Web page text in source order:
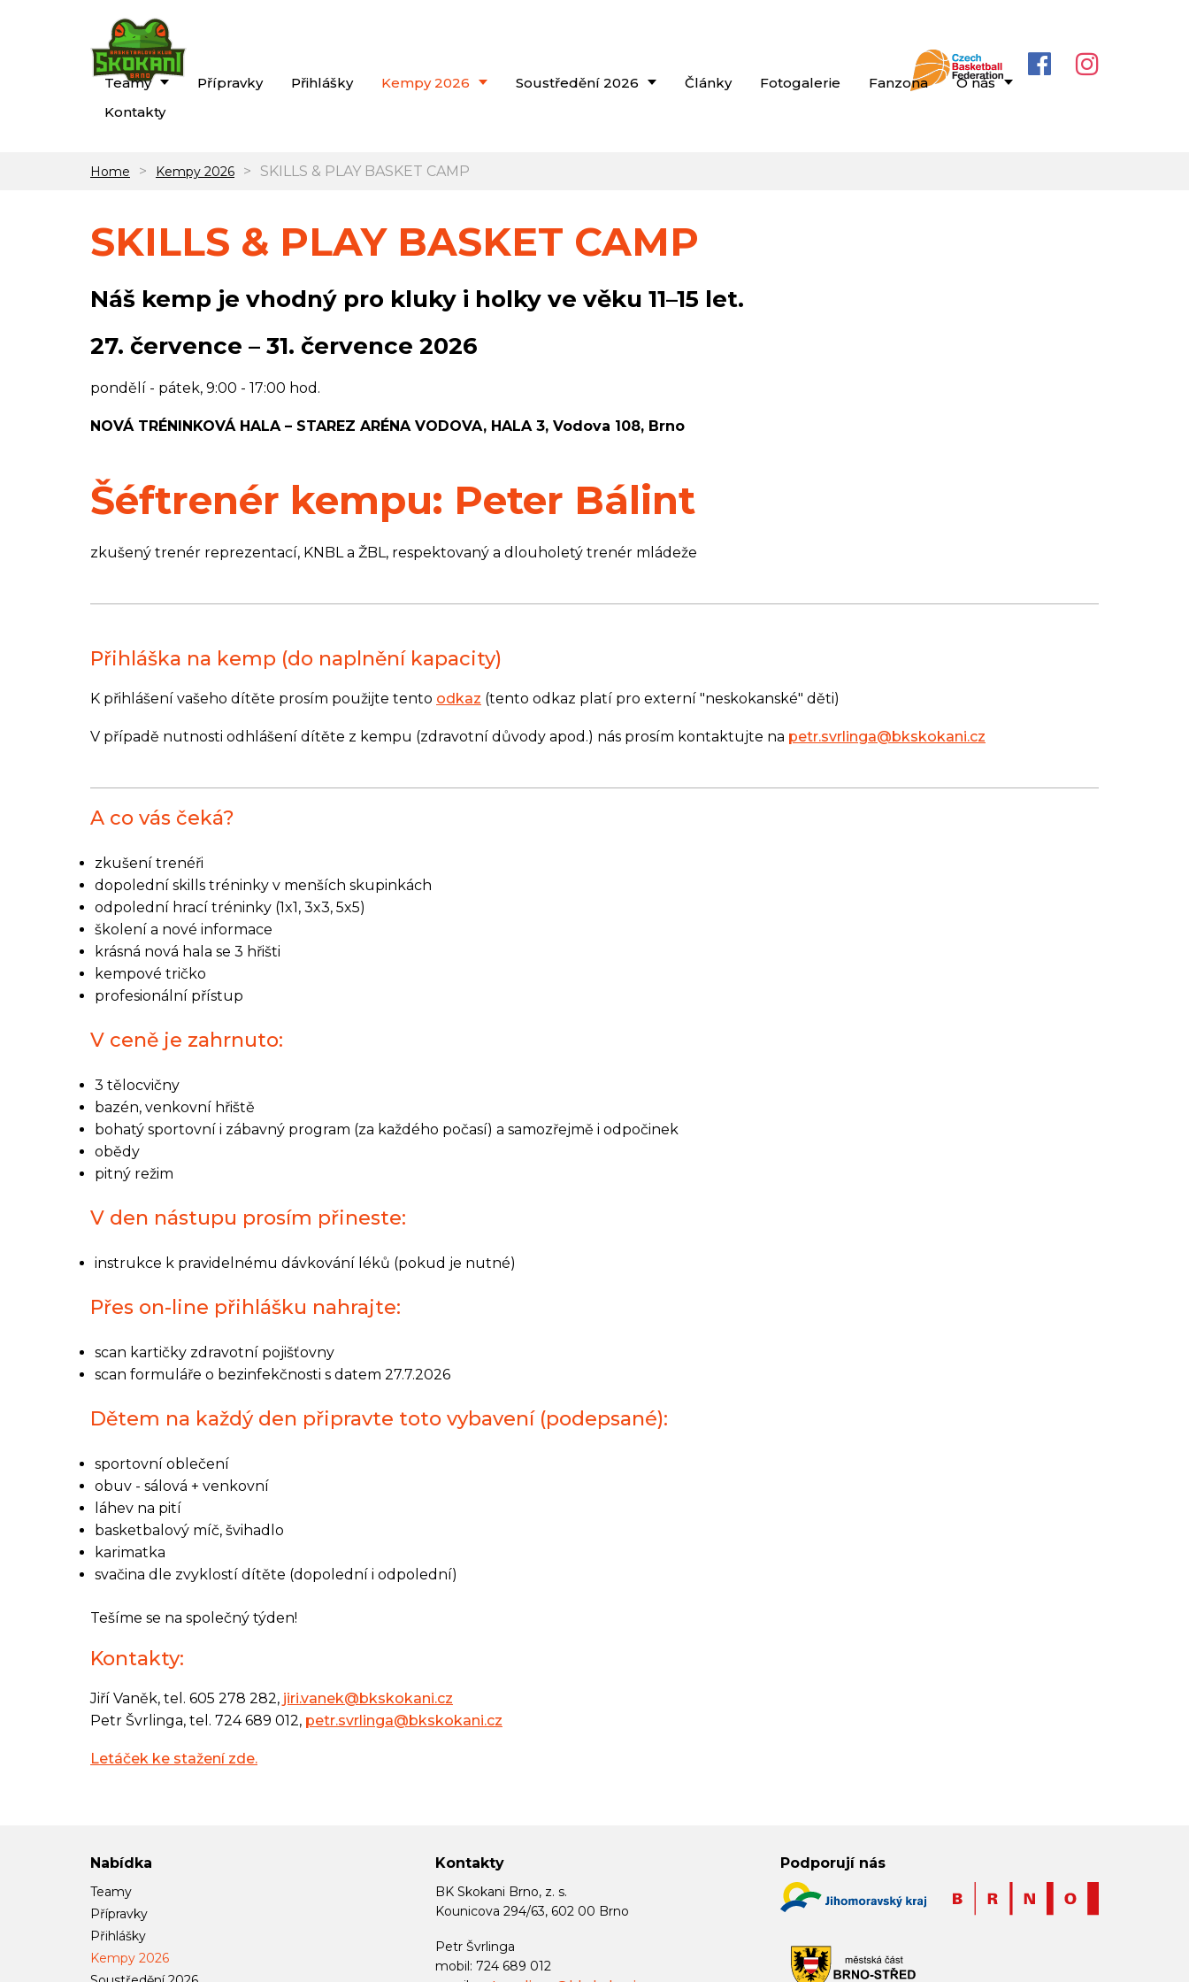
Teamy Přípravky Přihlášky Kempy 2026 Soustředění 2026 Články Fotogalerie Fanzona
O nás
Kontakty
Home > Kempy 2026 > SKILLS & PLAY BASKET CAMP
SKILLS & PLAY BASKET CAMP
Náš kemp je vhodný pro kluky i holky ve věku 11–15 let.
27. července – 31. července 2026
pondělí - pátek, 9:00 - 17:00 hod.
NOVÁ TRÉNINKOVÁ HALA – STAREZ ARÉNA VODOVA, HALA 3, Vodova 108, Brno
Šéftrenér kempu: Peter Bálint
zkušený trenér reprezentací, KNBL a ŽBL, respektovaný a dlouholetý trenér mládeže
Přihláška na kemp (do naplnění kapacity)
K přihlášení vašeho dítěte prosím použijte tento odkaz (tento odkaz platí pro externí "neskokanské" děti)
V případě nutnosti odhlášení dítěte z kempu (zdravotní důvody apod.) nás prosím kontaktujte na petr.svrlinga@bkskokani.cz
A co vás čeká?
zkušení trenéři
dopolední skills tréninky v menších skupinkách
odpolední hrací tréninky (1x1, 3x3, 5x5)
školení a nové informace
krásná nová hala se 3 hřišti
kempové tričko
profesionální přístup
V ceně je zahrnuto:
3 tělocvičny
bazén, venkovní hřiště
bohatý sportovní i zábavný program (za každého počasí) a samozřejmě i odpočinek
obědy
pitný režim
V den nástupu prosím přineste:
instrukce k pravidelnému dávkování léků (pokud je nutné)
Přes on-line přihlášku nahrajte:
scan kartičky zdravotní pojišťovny
scan formuláře o bezinfekčnosti s datem 27.7.2026
Dětem na každý den připravte toto vybavení (podepsané):
sportovní oblečení
obuv - sálová + venkovní
láhev na pití
basketbalový míč, švihadlo
karimatka
svačina dle zvyklostí dítěte (dopolední i odpolední)
Tešíme se na společný týden!
Kontakty:
Jiří Vaněk, tel. 605 278 282, jiri.vanek@bkskokani.cz
Petr Švrlinga, tel. 724 689 012, petr.svrlinga@bkskokani.cz
Letáček ke stažení zde.
Nabídka
Teamy
Přípravky
Přihlášky
Kempy 2026
Kontakty
BK Skokani Brno, z. s.
Kounicova 294/63, 602 00 Brno
Petr Švrlinga
mobil: 724 689 012
Podporují nás